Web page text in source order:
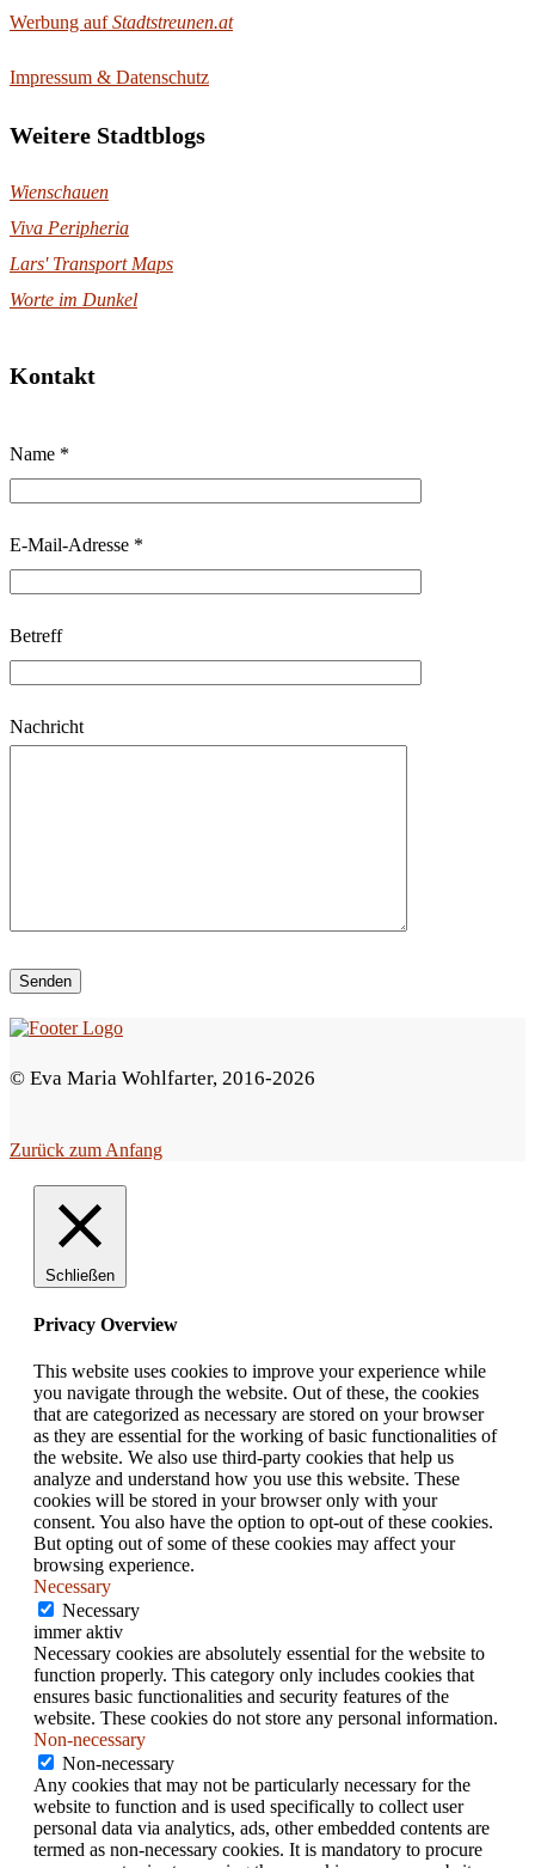
Werbung aufStadtstreunen.at
Impressum & Datenschutz
Weitere Stadtblogs
Wienschauen
Viva Peripheria
Lars' Transport Maps
Worte im Dunkel
Kontakt
t
t
e
a
s
s
e
s
e
l
l
Name *
E-Mail-Adresse *
Betreff
Nachricht
© Eva Maria Wohlfarter, 2016-2026
Zurück zum Anfang
Schließen
Privacy Overview
This website uses cookies to improve your experience while
you navigate through the website. Out of these, the cookies
that are categorized as necessary are stored on your browser
as they are essential for the working of basic functionalities of
the website. We also use third-party cookies that help us
analyze and understand how you use this website. These
cookies will be stored in your browser only with your
consent. You also have the option to opt-out of these cookies.
But opting out of some of these cookies may affect your
browsing experience.
Necessary
Necessary
immer aktiv
Necessary cookies are absolutely essential for the website to
function properly. This category only includes cookies that
ensures basic functionalities and security features of the
website. These cookies do not store any personal information.
Non-necessary
Non-necessary
Any cookies that may not be particularly necessary for the
website to function and is used specifically to collect user
personal data via analytics, ads, other embedded contents are
termed as non-necessary cookies. It is mandatory to procure